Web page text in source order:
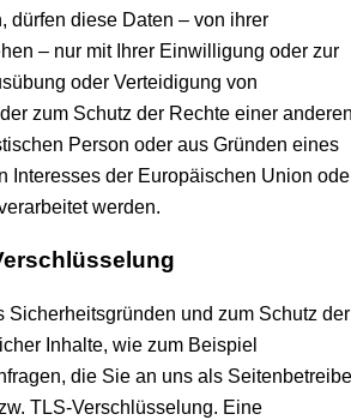
dürfen diese Daten – von ihrer
– nur mit Ihrer Einwilligung oder zur
oder Verteidigung von
zum Schutz der Rechte einer
Person oder aus Gründen eines
Interesses der Europäischen Union
werden.
Sicherheitsgründen und zum Schutz der
Inhalte, wie zum Beispiel
die Sie an uns als
TLS-Verschlüsselung. Eine